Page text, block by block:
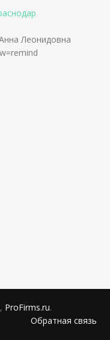
Леонидовна
ProFirms.ru.
Обратная связь